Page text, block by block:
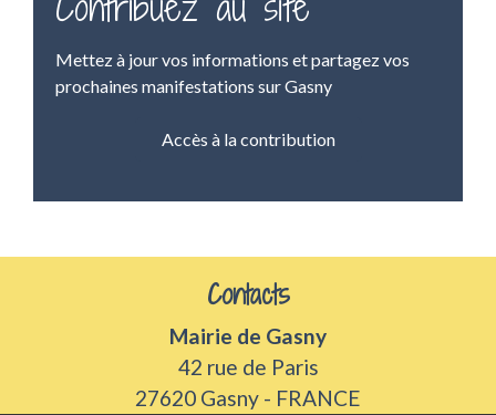
Mettez à jour vos informations et partagez vos
prochaines manifestations sur Gasny
Accès à la contribution
Contacts
Mairie de Gasny
42 rue de Paris
27620 Gasny - FRANCE